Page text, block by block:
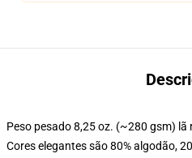
Peso pesado 8,25 oz. (~280 gsm) lã
Cores elegantes são 80% algodão,